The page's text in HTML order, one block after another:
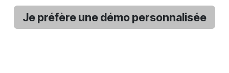
Je préfère une démo personnalisée